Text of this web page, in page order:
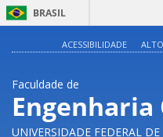
BRASIL
ACESSIBILIDADE
Faculdade de
Engenharia
UNIVERSIDADE FEDERAL